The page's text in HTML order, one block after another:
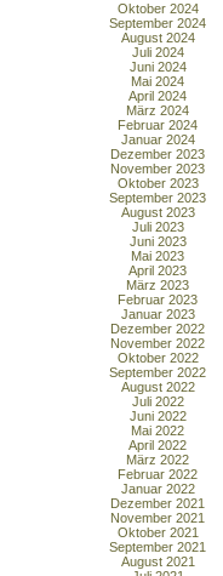
Oktober 2024
September 2024
August 2024
Juli 2024
Juni 2024
Mai 2024
April 2024
März 2024
Februar 2024
Januar 2024
Dezember 2023
November 2023
Oktober 2023
September 2023
August 2023
Juli 2023
Juni 2023
Mai 2023
April 2023
März 2023
Februar 2023
Januar 2023
Dezember 2022
November 2022
Oktober 2022
September 2022
August 2022
Juli 2022
Juni 2022
Mai 2022
April 2022
März 2022
Februar 2022
Januar 2022
Dezember 2021
November 2021
Oktober 2021
September 2021
August 2021